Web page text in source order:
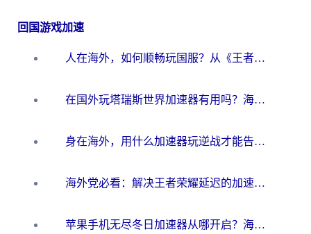
回国游戏加速
人在海外，如何顺畅玩国服？从《王者荣耀》到《云图计划》的加速器终极指南
在国外玩塔瑞斯世界加速器有用吗？海外玩家亲测后的真实答案
身在海外，用什么加速器玩逆战才能告别延迟？
海外党必看：解决王者荣耀延迟的加速器终极指南——从EVE到猫和老鼠，一个工具全搞定
苹果手机无尽冬日加速器从哪开启？海外玩家的冬日生存指南